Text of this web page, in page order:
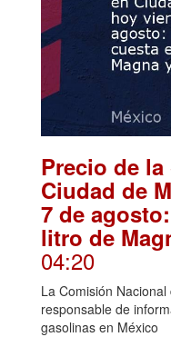
Precio de
Ciudad de
7 de
litro de
04:20
La Comisión
responsable de
gasolinas en México